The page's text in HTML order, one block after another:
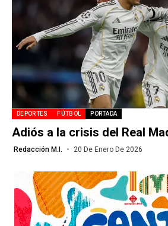
DEPORTES FÚTBOL PORTADA
Adiós a la crisis del Real
Redacción M.I. 20 De Enero De 2026